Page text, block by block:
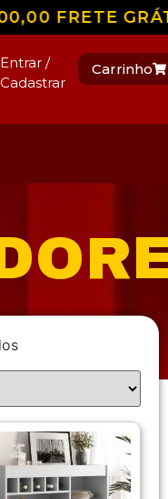
FRETE
Entrar /
Cadastrar
Carrinho